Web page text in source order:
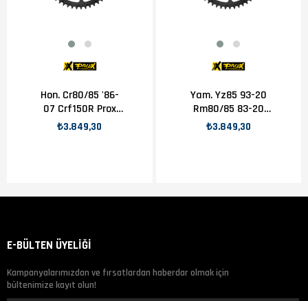
Hon. Cr80/85 '86-
07 Crf150R Prox
52T Arka Dişli
₺3.849,30
Yam. Yz85 93-20
Rm80/85 83-20
Prox 50T Arka Dişli
₺3.849,30
E-BÜLTEN ÜYELİĞİ
Kampanyalarımızdan ve fırsatlardan haberdar olmak için
bültenimize kayıt olun!